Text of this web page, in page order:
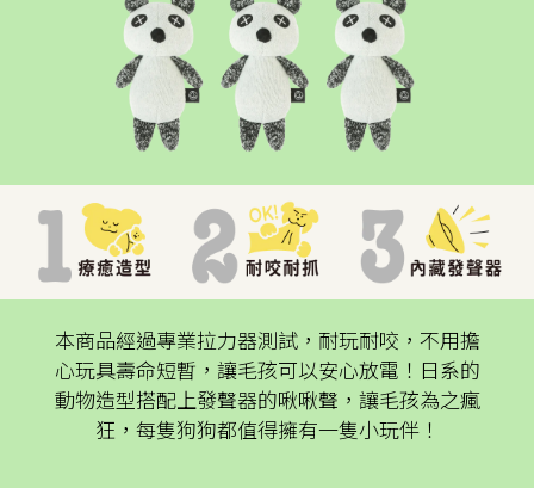
本商品經過專業拉力器測試，耐玩耐咬，不用擔
心玩具壽命短暫，讓毛孩可以安心放電！日系的
動物造型搭配上發聲器的啾啾聲，讓毛孩為之瘋
狂，每隻狗狗都值得擁有一隻小玩伴！